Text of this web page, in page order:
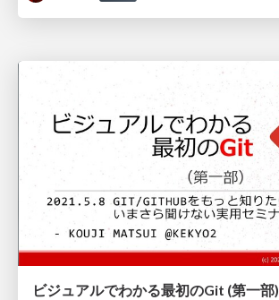
ビジュアルでわかる最初のGit (第一部)